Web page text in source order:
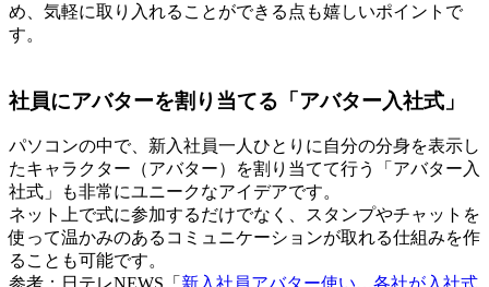
め、気軽に取り入れることができる点も嬉しいポイントで
す。
社員にアバターを割り当てる「アバター入社式」
パソコンの中で、新入社員一人ひとりに自分の分身を表示し
たキャラクター（アバター）を割り当てて行う「アバター入
社式」も非常にユニークなアイデアです。
ネット上で式に参加するだけでなく、スタンプやチャットを
使って温かみのあるコミュニケーションが取れる仕組みを作
ることも可能です。